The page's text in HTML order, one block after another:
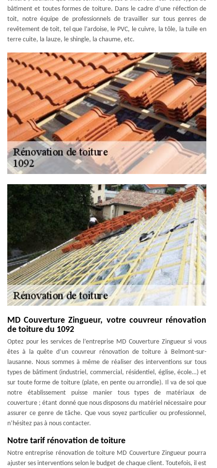
bâtiment et toutes formes de toiture. Dans le cadre d’une réfection de
toit, notre équipe de professionnels de travailler sur tous genres de
revêtement de toit, tel que l’ardoise, le PVC, le cuivre, la tôle, la tuile en
terre cuite, la lauze, le shingle, la chaume, etc.
MD Couverture Zingueur, votre couvreur rénovation
de toiture du 1092
Optez pour les services de l’entreprise MD Couverture Zingueur si vous
êtes à la quête d’un couvreur rénovation de toiture à Belmont-sur-
lausanne. Nous sommes à même de réaliser des interventions sur tous
types de bâtiment (industriel, commercial, résidentiel, église, école…) et
sur toute forme de toiture (plate, en pente ou arrondie). Il va de soi que
notre établissement puisse manier tous types de matériaux de
couverture ; étant donné que nous disposons du matériel nécessaire pour
assurer ce genre de tâche. Que vous soyez particulier ou professionnel,
n’hésitez pas à nous contacter.
Notre tarif rénovation de toiture
Notre entreprise rénovation de toiture MD Couverture Zingueur pourra
ajuster ses interventions selon le budget de chaque client. Toutefois, il est